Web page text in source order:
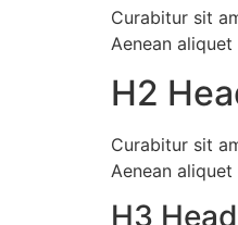
Curabitur sit
Aenean
H2
Curabitur sit
Aenean
H3